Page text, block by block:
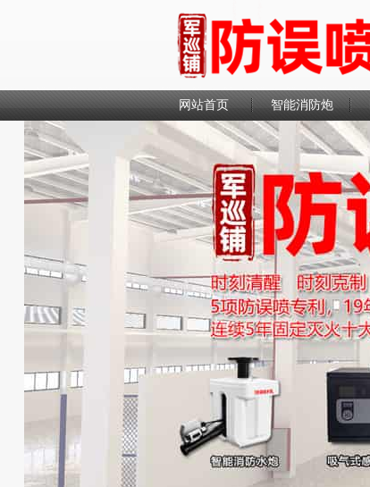
网站首页 智能消防炮
联系我们